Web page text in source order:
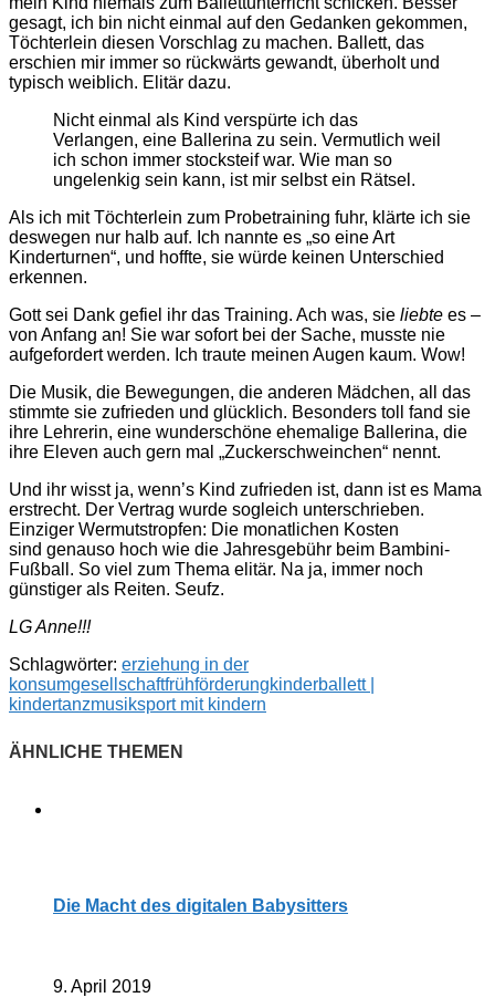
gesagt, ich bin nicht einmal auf den Gedanken gekommen,
Töchterlein diesen Vorschlag zu machen. Ballett, das
erschien mir immer so rückwärts gewandt, überholt und
typisch weiblich. Elitär dazu.
Nicht einmal als Kind verspürte ich das
Verlangen, eine Ballerina zu sein. Vermutlich weil
ich schon immer stocksteif war. Wie man so
ungelenkig sein kann, ist mir selbst ein Rätsel.
Als ich mit Töchterlein zum Probetraining fuhr, klärte ich sie
deswegen nur halb auf. Ich nannte es „so eine Art
Kinderturnen“, und hoffte, sie würde keinen Unterschied
erkennen.
Gott sei Dank gefiel ihr das Training. Ach was, sie liebte es –
von Anfang an! Sie war sofort bei der Sache, musste nie
aufgefordert werden. Ich traute meinen Augen kaum. Wow!
Die Musik, die Bewegungen, die anderen Mädchen, all das
stimmte sie zufrieden und glücklich. Besonders toll fand sie
ihre Lehrerin, eine wunderschöne ehemalige Ballerina, die
ihre Eleven auch gern mal „Zuckerschweinchen“ nennt.
Und ihr wisst ja, wenn’s Kind zufrieden ist, dann ist es Mama
erstrecht. Der Vertrag wurde sogleich unterschrieben.
Einziger Wermutstropfen: Die monatlichen Kosten
sind genauso hoch wie die Jahresgebühr beim Bambini-
Fußball. So viel zum Thema elitär. Na ja, immer noch
günstiger als Reiten. Seufz.
LG Anne!!!
Schlagwörter: erziehung in der
konsumgesellschaftfrühförderungkinderballett |
kindertanzmusiksport mit kindern
Die Macht des digitalen Babysitters
9. April 2019